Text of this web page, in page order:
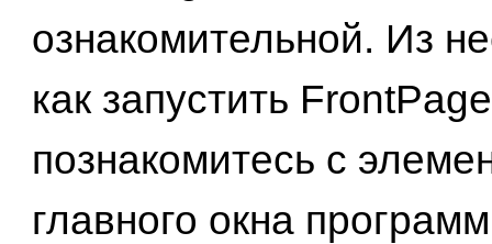
ознакомительной. Из
как запустить
познакомитесь с
главного окна